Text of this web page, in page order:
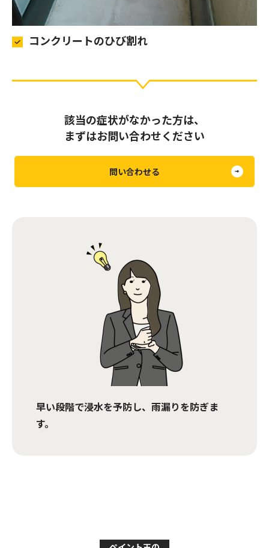
コンクリートのひび割れ
該当の症状がなかった方は、
まずはお問い合わせください
問い合わせる
早い段階で浸水を予防し、雨漏りを防ぎま
す。